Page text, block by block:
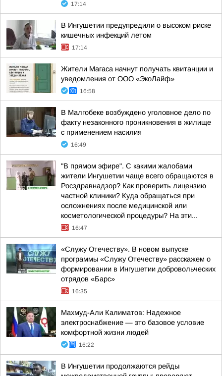
17:14
В Ингушетии предупредили о высоком риске
кишечных инфекций летом
17:14
Жители Магаса начнут получать квитанции и
уведомления от ООО «ЭкоЛайф»
16:58
В Малгобеке возбуждено уголовное дело по
факту незаконного проникновения в жилище
с применением насилия
16:49
"В прямом эфире". С какими жалобами
жители Ингушетии чаще всего обращаются в
Росздравнадзор? Как проверить лицензию
частной клиники? Куда обращаться при
осложнениях после медицинской или
косметологической процедуры? На эти...
16:47
«Служу Отечеству». В новом выпуске
программы «Служу Отечеству» расскажем о
формировании в Ингушетии добровольческих
отрядов «Барс»
16:35
Махмуд-Али Калиматов: Надежное
электроснабжение — это базовое условие
комфортной жизни людей
16:22
В Ингушетии продолжаются рейды